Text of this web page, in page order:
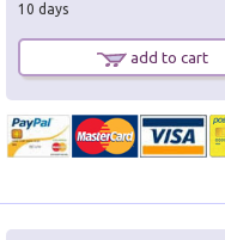
10 days
add to cart